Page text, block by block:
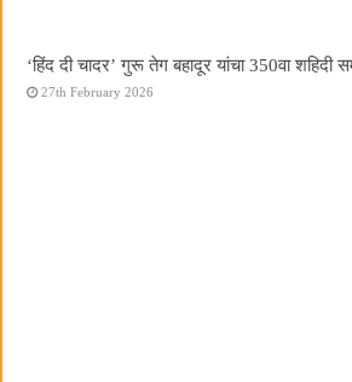
‘हिंद दी चादर’ गुरू तेग बहादूर यांचा 350वा शहिदी
27th February 2026